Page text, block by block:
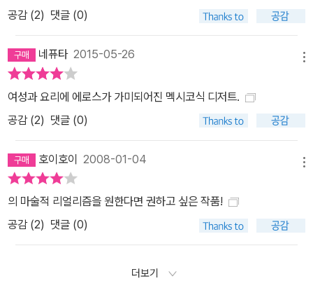
공감 (2) 댓글 (0)
네퓨타2015-05-26
여성과 요리에 에로스가 가미되어진 멕시코식 디저트.
공감 (2) 댓글 (0)
호이호이 2008-01-04
의 마술적 리얼리즘을 원한다면 권하고 싶은 작품!
공감 (2) 댓글 (0)
더보기